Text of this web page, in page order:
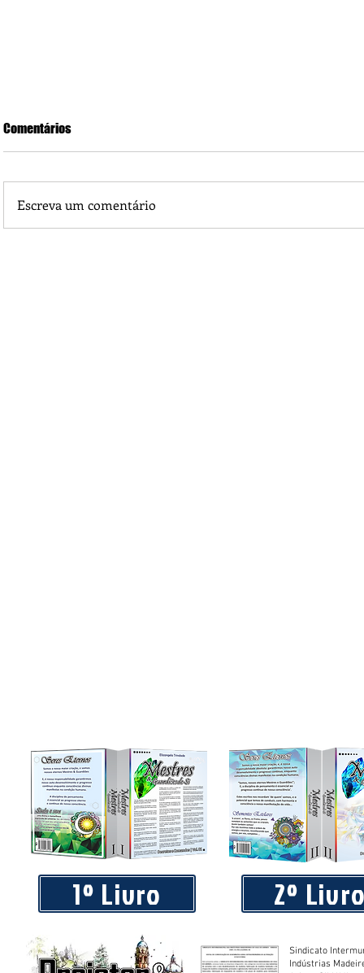
Comentários
Escreva um comentário
1º Livro 2º
Sindicato
Indústrias